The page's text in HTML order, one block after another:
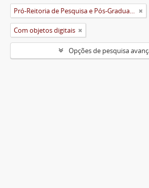
Pró-Reitoria de Pesquisa e Pós-Graduação
Com objetos digitais
Opções de pesquisa